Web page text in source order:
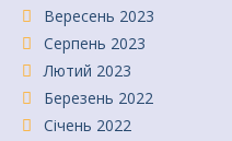
Вересень 2023
Серпень 2023
Лютий 2023
Березень 2022
Січень 2022